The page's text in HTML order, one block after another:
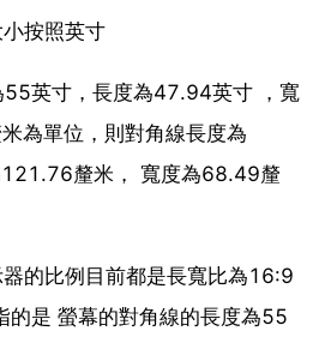
按照英寸
55英寸，長度為47.94英寸 ，寬
為單位，則對角線長度為
釐米， 寬度為68.49釐
器的比例目前都是長寬比為16:9
的是 螢幕的對角線的長度為55